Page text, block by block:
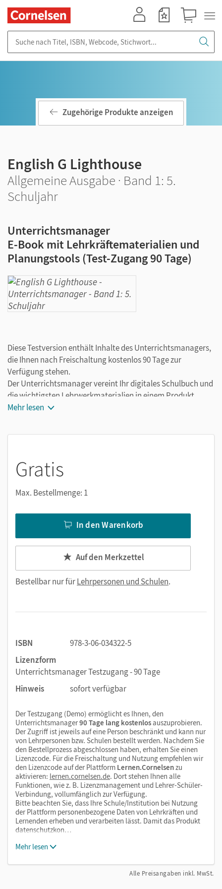
Zugehörige Produkte anzeigen
English G Lighthouse
Allgemeine Ausgabe · Band 1: 5.
Schuljahr
Unterrichtsmanager
E-Book mit Lehrkräftematerialien und
Planungstools (Test-Zugang 90 Tage)
Diese Testversion enthält Inhalte des Unterrichtsmanagers,
die Ihnen nach Freischaltung kostenlos 90 Tage zur
Verfügung stehen.
Der Unterrichtsmanager vereint Ihr digitales Schulbuch und
die wichtigsten Lehrwerkmaterialien in einem Produkt.
Ergänzt um hilfreiche Planungstools, vereinfacht er Ihre
Mehr lesen
Gratis
Max. Bestellmenge: 1
In den Warenkorb
Auf den Merkzettel
Bestellbar nur fürLehrpersonen und Schulen.
ISBN
978-3-06-034322-5
Lizenzform
Unterrichtsmanager Testzugang - 90 Tage
Hinweis
sofort verfügbar
Der Testzugang (Demo) ermöglicht es Ihnen, den
Unterrichtsmanager90 Tage lang kostenlosauszuprobieren.
Der Zugriff ist jeweils auf eine Person beschränkt und kann nur
von Lehrpersonen bzw. Schulen bestellt werden. Nachdem Sie
den Bestellprozess abgeschlossen haben, erhalten Sie einen
Lizenzcode. Für die Freischaltung und Nutzung empfehlen wir
den Lizenzcode auf der Plattform Lernen.Cornelsenzu
aktivieren: lernen.cornelsen.de. Dort stehen Ihnen alle
Funktionen, wie z. B. Lizenzmanagement und Lehrer-Schüler-
Verbindung, vollumfänglich zur Verfügung.
Bitte beachten Sie, dass Ihre Schule/Institution bei Nutzung
der Plattform personenbezogene Daten von Lehrkräften und
Lernenden erheben und verarbeiten lässt. Damit das Produkt
datenschutzkon…
Mehr lesen
Alle Preisangaben inkl. MwSt.